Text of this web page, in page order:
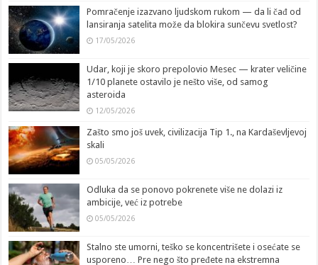
Pomračenje izazvano ljudskom rukom — da li čađ od
lansiranja satelita može da blokira sunčevu svetlost?
17/05/2026
Udar, koji je skoro prepolovio Mesec — krater veličine
1/10 planete ostavilo je nešto više, od samog
asteroida
12/05/2026
Zašto smo još uvek, civilizacija Tip 1., na Kardaševljevoj
skali
05/05/2026
Odluka da se ponovo pokrenete više ne dolazi iz
ambicije, već iz potrebe
05/05/2026
Stalno ste umorni, teško se koncentrišete i osećate se
usporeno… Pre nego što pređete na ekstremna